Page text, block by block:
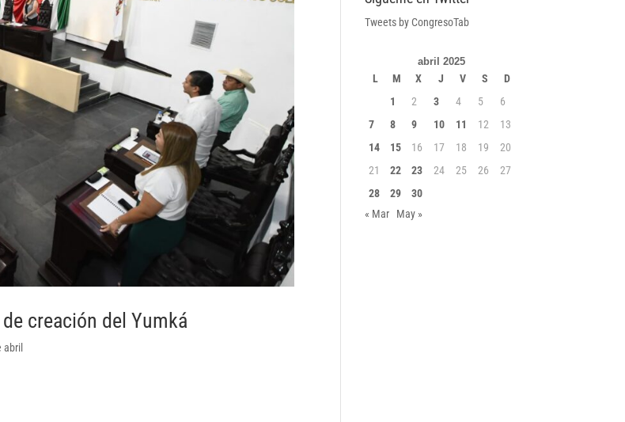
creación del Yumká
abril
Tweets by CongresoTab
abril 2025
L M X J V S
D
1
2 3 4 5
6
7
8 9 10 11 12
13
14
15 16 17 18 19
20
21
22 23 24 25 26
27
28
29
30
« Mar
May »